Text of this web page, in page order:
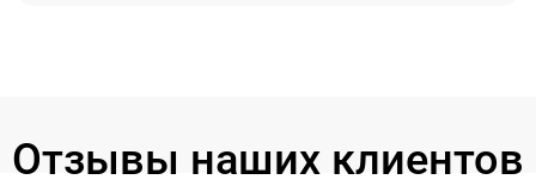
Отзывы наших клиентов